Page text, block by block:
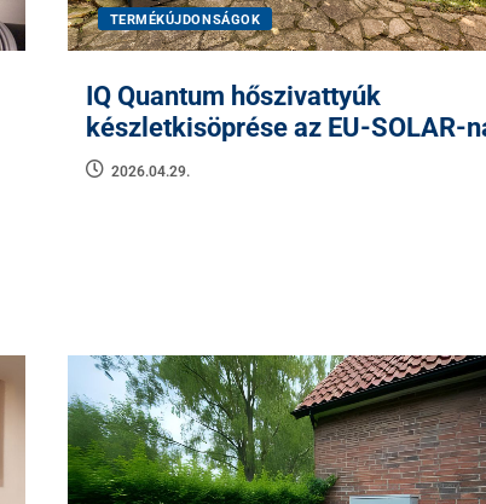
TERMÉKÚJDONSÁGOK
IQ Quantum hőszivattyúk
készletkisöprése az EU-SOLAR-
2026.04.29.